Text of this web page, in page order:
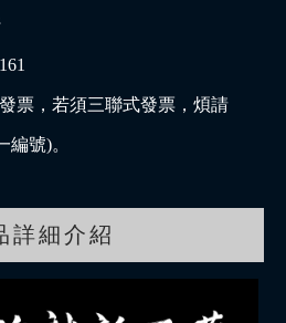
票，若須三聯式發票，煩請
號)。
詳細介紹